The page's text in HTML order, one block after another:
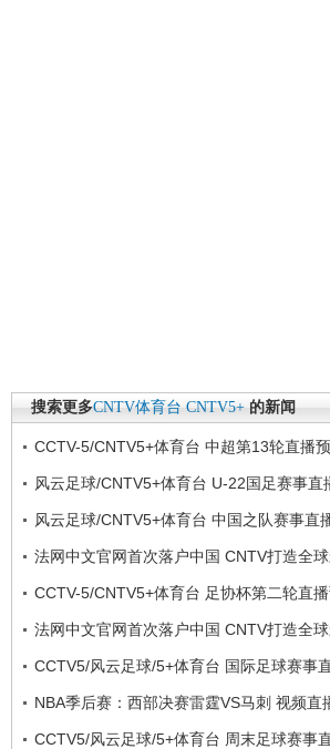
搜索更多CNTV体育台 CNTV5+ 的新闻
CCTV-5/CNTV5+体育台 中超第13轮直播
风云足球/CNTV5+体育台 U-22国足赛事直
风云足球/CNTV5+体育台 中国之队赛事直
法网中文官网首次落户中国 CNTV打造全
CCTV-5/CNTV5+体育台 足协杯第二轮直
法网中文官网首次落户中国 CNTV打造全
CCTV5/风云足球/5+体育台 国际足球赛事
NBA季后赛：西部决赛雷霆VS马刺 视频直
CCTV5/风云足球/5+体育台 周末足球赛事